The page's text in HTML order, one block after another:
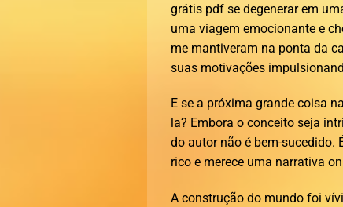
grátis pdf se degenerar em
uma viagem emocionante e
me mantiveram na ponta da
suas motivações
E se a próxima grande coisa
la? Embora o conceito seja
do autor não é bem-sucedido.
rico e merece uma narrativa
A construção do mundo foi